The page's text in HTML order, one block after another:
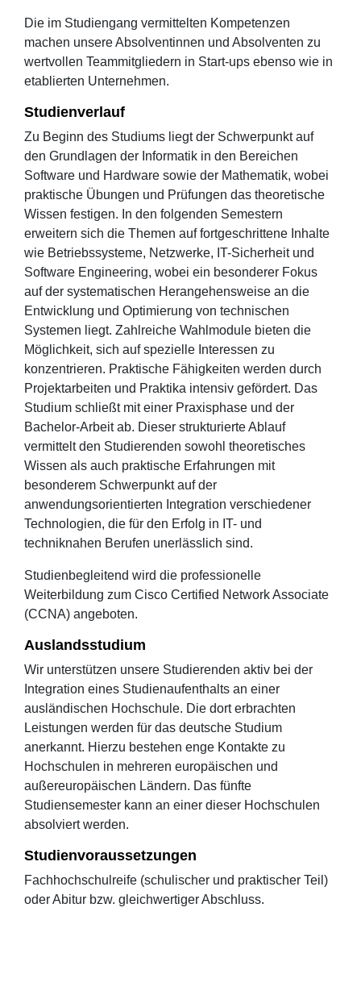
Die im Studiengang vermittelten Kompetenzen
machen unsere Absolventinnen und Absolventen zu
wertvollen Teammitgliedern in Start-ups ebenso wie in
etablierten Unternehmen.
Studienverlauf
Zu Beginn des Studiums liegt der Schwerpunkt auf
den Grundlagen der Informatik in den Bereichen
Software und Hardware sowie der Mathematik, wobei
praktische Übungen und Prüfungen das theoretische
Wissen festigen. In den folgenden Semestern
erweitern sich die Themen auf fortgeschrittene Inhalte
wie Betriebssysteme, Netzwerke, IT-Sicherheit und
Software Engineering, wobei ein besonderer Fokus
auf der systematischen Herangehensweise an die
Entwicklung und Optimierung von technischen
Systemen liegt. Zahlreiche Wahlmodule bieten die
Möglichkeit, sich auf spezielle Interessen zu
konzentrieren. Praktische Fähigkeiten werden durch
Projektarbeiten und Praktika intensiv gefördert. Das
Studium schließt mit einer Praxisphase und der
Bachelor-Arbeit ab. Dieser strukturierte Ablauf
vermittelt den Studierenden sowohl theoretisches
Wissen als auch praktische Erfahrungen mit
besonderem Schwerpunkt auf der
anwendungsorientierten Integration verschiedener
Technologien, die für den Erfolg in IT- und
techniknahen Berufen unerlässlich sind.
Studienbegleitend wird die professionelle
Weiterbildung zum Cisco Certified Network Associate
(CCNA) angeboten.
Auslandsstudium
Wir unterstützen unsere Studierenden aktiv bei der
Integration eines Studienaufenthalts an einer
ausländischen Hochschule. Die dort erbrachten
Leistungen werden für das deutsche Studium
anerkannt. Hierzu bestehen enge Kontakte zu
Hochschulen in mehreren europäischen und
außereuropäischen Ländern. Das fünfte
Studiensemester kann an einer dieser Hochschulen
absolviert werden.
Studienvoraussetzungen
Fachhochschulreife (schulischer und praktischer Teil)
oder Abitur bzw. gleichwertiger Abschluss.